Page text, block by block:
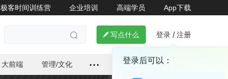
极客时间训练营 企业培训 高端学员 App下载
  写点什么 登录 / 注册
登录后可以：
大前端 管理/文化